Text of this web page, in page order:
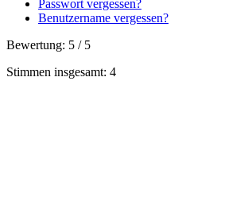
Passwort vergessen?
Benutzername vergessen?
Bewertung: 5 / 5
Stimmen insgesamt: 4